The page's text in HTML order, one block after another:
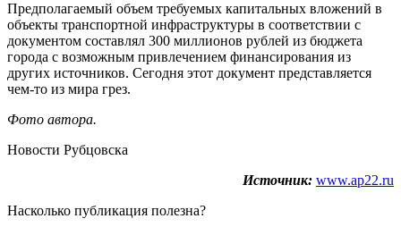
Предполагаемый объем требуемых капитальных вложений в
объекты транспортной инфраструктуры в соответствии с
документом составлял 300 миллионов рублей из бюджета
города с возможным привлечением финансирования из
других источников. Сегодня этот документ представляется
чем-то из мира грез.
Фото автора.
Новости Рубцовска
Источник: www.ap22.ru
Насколько публикация полезна?